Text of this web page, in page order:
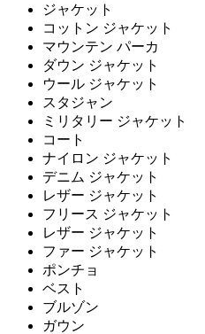
ジャケット
コットン ジャケット
マウンテン パーカ
ダウン ジャケット
ウール ジャケット
スタジャン
ミリタリー ジャケット
コート
ナイロン ジャケット
デニム ジャケット
レザー ジャケット
フリース ジャケット
レザー ジャケット
ファー ジャケット
ポンチョ
ベスト
ブルゾン
ガウン